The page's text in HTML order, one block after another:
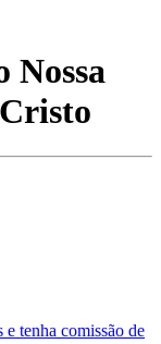
Nossa
tenha comissão de